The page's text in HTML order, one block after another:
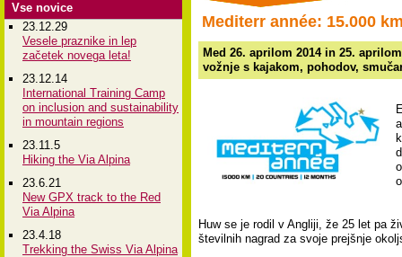
Vse novice
23.12.29
Vesele praznike in lep
začetek novega leta!
23.12.14
International Training Camp
on inclusion and sustainability
in mountain regions
23.11.5
Hiking the Via Alpina
23.6.21
New GPX track to the Red
Via Alpina
23.4.18
Trekking the Swiss Via Alpina
Mediterr année: 15.000
Med 26. aprilom 2014 in 25.
vožnje s kajakom, pohodov,
Huw se je rodil v Angliji, že 25 let pa
številnih nagrad za svoje prejšnje